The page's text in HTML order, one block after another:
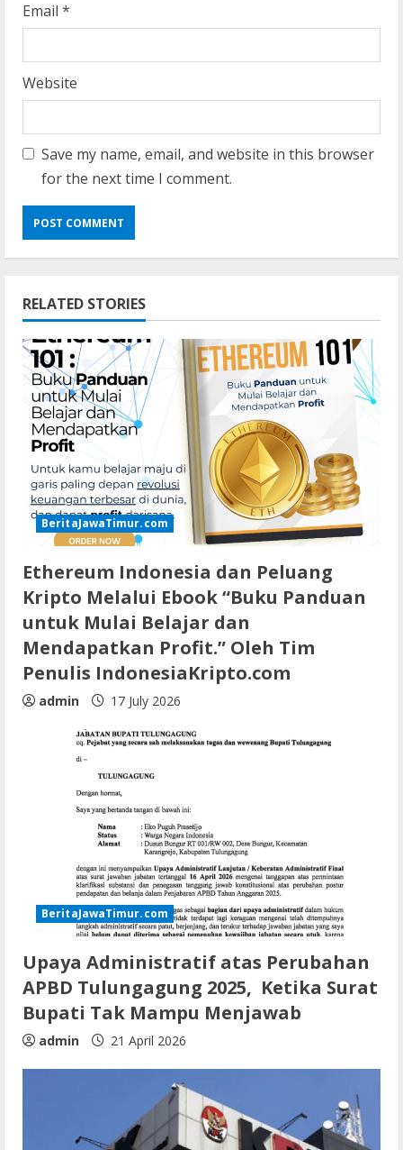
Email *
Website
Save my name, email, and website in this browser
for the next time I comment.
RELATED STORIES
BeritaJawaTimur.com
Ethereum Indonesia dan Peluang
Kripto Melalui Ebook “Buku Panduan
untuk Mulai Belajar dan
Mendapatkan Profit.” Oleh Tim
Penulis IndonesiaKripto.com
admin 17 July 2026
BeritaJawaTimur.com
Upaya Administratif atas Perubahan
APBD Tulungagung 2025, Ketika Surat
Bupati Tak Mampu Menjawab
admin 21 April 2026